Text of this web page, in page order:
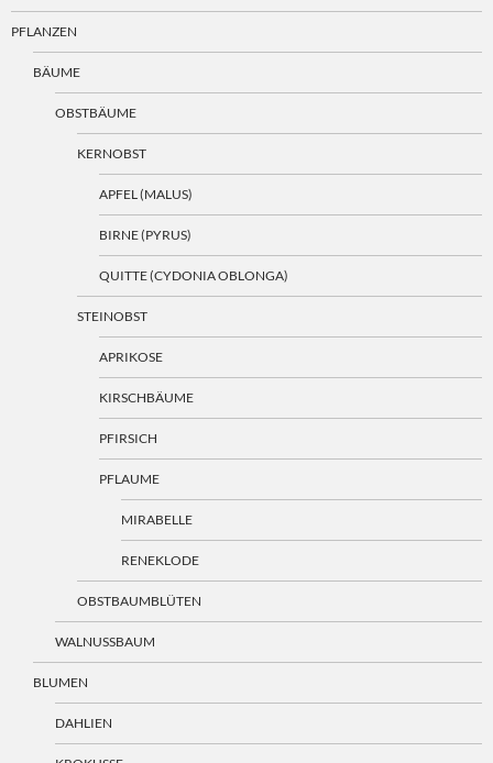
PFLANZEN
BÄUME
OBSTBÄUME
KERNOBST
APFEL (MALUS)
BIRNE (PYRUS)
QUITTE (CYDONIA OBLONGA)
STEINOBST
APRIKOSE
KIRSCHBÄUME
PFIRSICH
PFLAUME
MIRABELLE
RENEKLODE
OBSTBAUMBLÜTEN
WALNUSSBAUM
BLUMEN
DAHLIEN